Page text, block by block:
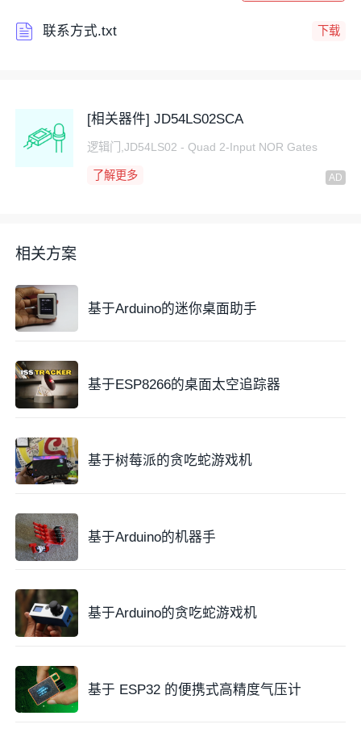
切片软件 ：用于将3D模型切片为打印机可识别的
G-code文件，例如Cura、PrusaSlicer等。
3D打印机：用于打印游戏机的外壳。
焊接工具：用于焊接电子元件，如焊锡 、焊台
1. 显示屏连接
同的显示屏可能有不同的连接方式，具体可以参考显示
屏的说明书。一般来说，需要连接数据线、时钟线、复
位线等信号线，以及电源和地线。
联系方式.txt 下载
[相关器件] JD54LS02SCA
逻辑门,JD54LS02 - Quad 2-Input NOR Gates
了解更多
相关方案
基于Arduino的迷你桌面助手
基于ESP8266的桌面太空追踪器
基于树莓派的贪吃蛇游戏机
基于Arduino的机器手
基于Arduino的贪吃蛇游戏机
基于 ESP32 的便携式高精度气压计